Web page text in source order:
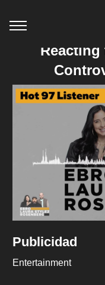
Publicidad
Entertainment